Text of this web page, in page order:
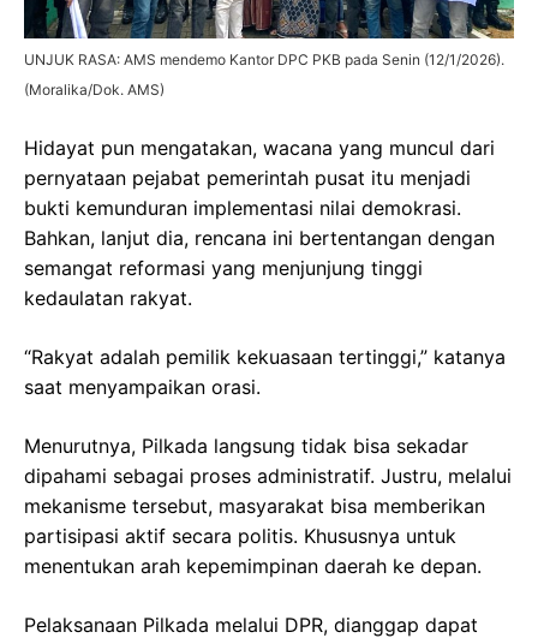
UNJUK RASA: AMS mendemo Kantor DPC PKB pada Senin (12/1/2026).
(Moralika/Dok. AMS)
Hidayat pun mengatakan, wacana yang muncul dari
pernyataan pejabat pemerintah pusat itu menjadi
bukti kemunduran implementasi nilai demokrasi.
Bahkan, lanjut dia, rencana ini bertentangan dengan
semangat reformasi yang menjunjung tinggi
kedaulatan rakyat.
“Rakyat adalah pemilik kekuasaan tertinggi,” katanya
saat menyampaikan orasi.
Menurutnya, Pilkada langsung tidak bisa sekadar
dipahami sebagai proses administratif. Justru, melalui
mekanisme tersebut, masyarakat bisa memberikan
partisipasi aktif secara politis. Khususnya untuk
menentukan arah kepemimpinan daerah ke depan.
Pelaksanaan Pilkada melalui DPR, dianggap dapat